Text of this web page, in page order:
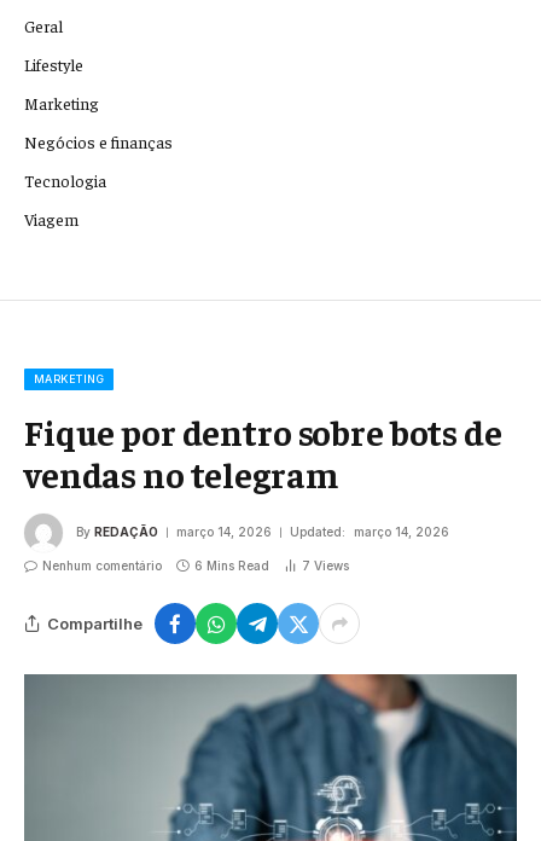
Geral
Lifestyle
Marketing
Negócios e finanças
Tecnologia
Viagem
MARKETING
Fique por dentro sobre bots de
vendas no telegram
By REDAÇÃO março 14, 2026 Updated: março 14, 2026
Nenhum comentário 6 Mins Read 7 Views
Compartilhe